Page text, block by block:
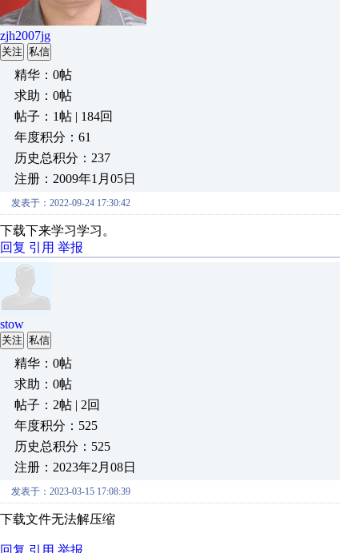
zjh2007jg
关注 私信
精华：0帖
求助：0帖
帖子：1帖 | 184回
年度积分：61
历史总积分：237
注册：2009年1月05日
发表于：2022-09-24 17:30:42
下载下来学习学习。
回复 引用 举报
stow
关注 私信
精华：0帖
求助：0帖
帖子：2帖 | 2回
年度积分：525
历史总积分：525
注册：2023年2月08日
发表于：2023-03-15 17:08:39
下载文件无法解压缩
回复 引用 举报